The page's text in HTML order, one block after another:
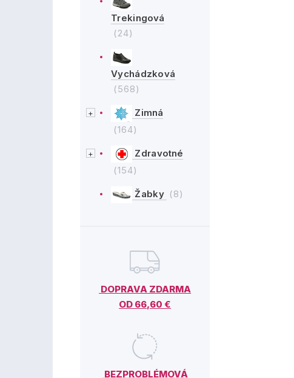
Trekingová
(24)
Vychádzková
(568)
Zimná
(164)
Zdravotné
(154)
Žabky (8)
DOPRAVA ZDARMA
OD 66,60 €
BEZPROBLÉMOVÁ